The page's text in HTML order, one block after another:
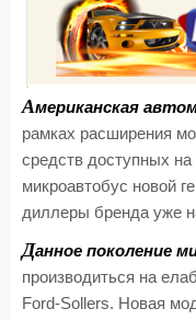
Американская
рамках расширения
средств доступных
микроавтобус новой
диллеры бренда уже
Данное поколение
производиться на
Ford-Sollers. Новая